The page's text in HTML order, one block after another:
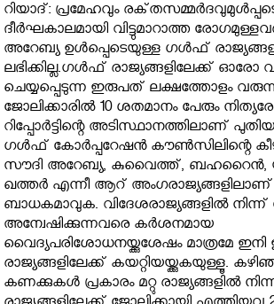
റിയാദ്‌: പ്രമേഹവും
ദീര്‍ഘകാലമായി വിട്ടുമാറാത്ത
അറേബ്യ ഉള്‍പ്പെടെയുള്ള ഗള്‍ഫ്‌
ലഭിക്കില്ല.ഗള്‍ഫ്​ രാജ്യങ്ങളിലേക്ക്‌ ഓരോ
ചെയ്യപ്പെടുന്ന ഇരുപത്​ ലക്ഷത്തോളം
ജോലിക്കാരില്‍ 10 ശതമാനം പേരും
റിപ്പോര്‍ട്ടിന്റെ അടിസ്ഥാനത്തിലാണ്​
ഗള്‍ഫ് കോര്‍പ്പറേഷന്‍ കൗണ്‍സിലിന്റെ
സൗദി അറേബ്യ, കുവൈത്ത്, ബഹറൈന്‍,
ഖത്തര്‍ എന്നീ ആറ്
ബാധകമാവുക. വിദേശരാജ്യങ്ങളില്‍ നിന്ന്
അന്വേഷിക്കുന്നവരെ കര്‍ശനമായ
വൈദ്യപരിശോധനയ്ക്കുശേഷം മാത്രമേ
രാജ്യങ്ങളിലേക്ക് കയറ്റിയയ്ക്കുകയുള്ളൂ.
കണക്കുകള്‍ പ്രകാരം മറ്റു രാജ്യങ്ങളില്‍